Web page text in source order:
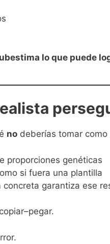
lo que puede
no deberías tomar
proporciones genéticas
si fuera una plantilla
concreta garantiza ese